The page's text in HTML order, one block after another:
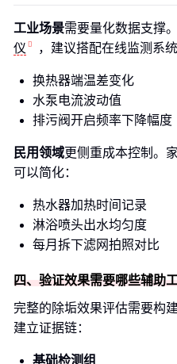
工业场景需要量化数据支撑
仪
，建议搭配在线监测系
换热器端温差变化
水泵电流波动值
排污阀开启频率下降幅度
民用领域更侧重成本控制。
可以简化：
热水器加热时间记录
淋浴喷头出水均匀度
每月拆下滤网拍照对比
四、验证效果需要哪些辅助工
完整的除垢效果评估需要构
建立证据链：
基础检测组